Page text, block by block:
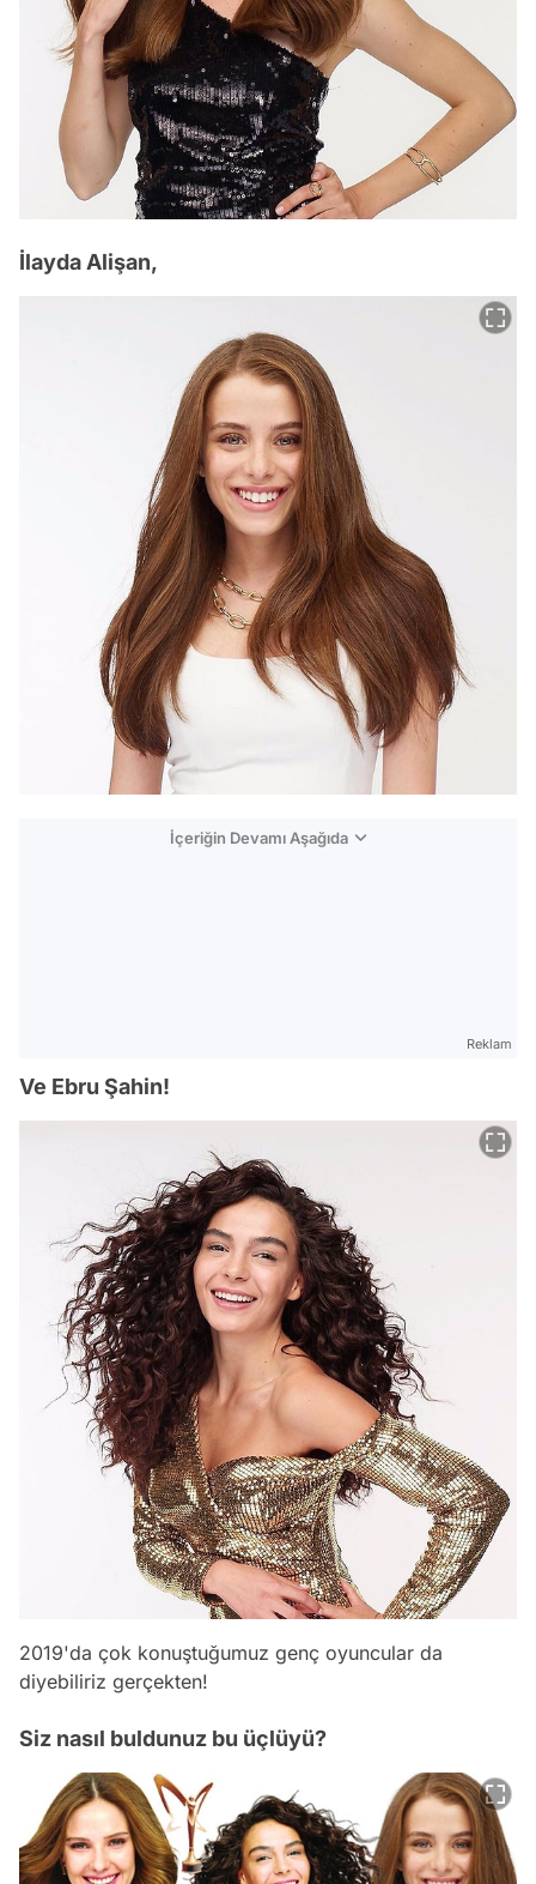
İlayda Alişan,
İçeriğin Devamı Aşağıda
Reklam
Ve Ebru Şahin!
2019'da çok konuştuğumuz genç oyuncular da
diyebiliriz gerçekten!
Siz nasıl buldunuz bu üçlüyü?